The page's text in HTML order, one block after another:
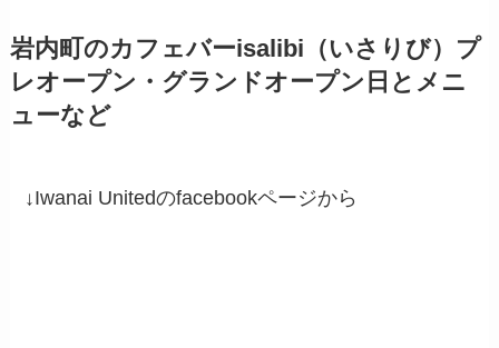
岩内町のカフェバーisalibi（いさりび）プ
レオープン・グランドオープン日とメニ
ューなど
↓Iwanai Unitedのfacebookページから